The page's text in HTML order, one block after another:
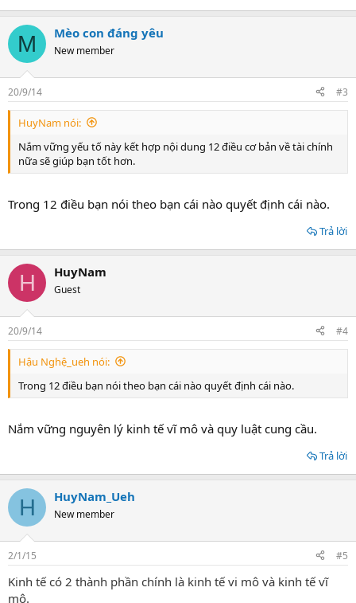
M Mèo con đáng yêu
New member
20/9/14 #3
HuyNam nói:
Nắm vững yếu tố này kết hợp nội dung 12 điều cơ bản về tài chính
nữa sẽ giúp bạn tốt hơn.
Trong 12 điều bạn nói theo bạn cái nào quyết định cái nào.
Trả lời
H HuyNam
Guest
20/9/14 #4
Hậu Nghệ_ueh nói:
Trong 12 điều bạn nói theo bạn cái nào quyết định cái nào.
Nắm vững nguyên lý kinh tế vĩ mô và quy luật cung cầu.
Trả lời
H HuyNam_Ueh
New member
2/1/15 #5
Kinh tế có 2 thành phần chính là kinh tế vi mô và kinh tế vĩ
mô.